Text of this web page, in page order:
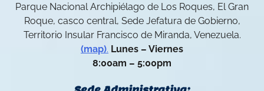
Parque Nacional Archipiélago de Los Roques, El Gran
Roque, casco central, Sede Jefatura de Gobierno,
Territorio Insular Francisco de Miranda, Venezuela.
(map). Lunes – Viernes
8:00am – 5:00pm